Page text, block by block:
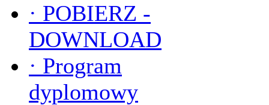
· POBIERZ -
DOWNLOAD
· Program
dyplomowy